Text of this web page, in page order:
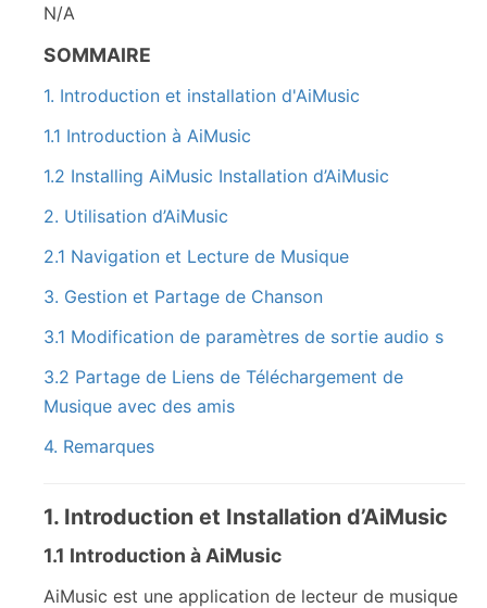
N/A
SOMMAIRE
1. Introduction et installation d'AiMusic
1.1 Introduction à AiMusic
1.2 Installing AiMusic Installation d’AiMusic
2. Utilisation d’AiMusic
2.1 Navigation et Lecture de Musique
3. Gestion et Partage de Chanson
3.1 Modification de paramètres de sortie audio s
3.2 Partage de Liens de Téléchargement de
Musique avec des amis
4. Remarques
1. Introduction et Installation d’AiMusic
1.1 Introduction à AiMusic
AiMusic est une application de lecteur de musique